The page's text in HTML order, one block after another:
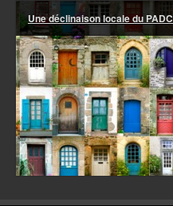
Une déclinaison locale du PADC